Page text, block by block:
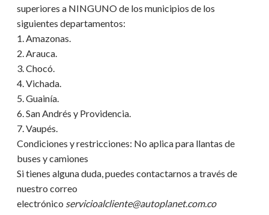
superiores a NINGUNO de los municipios de los
siguientes departamentos:
1. Amazonas.
2. Arauca.
3. Chocó.
4. Vichada.
5. Guainía.
6. San Andrés y Providencia.
7. Vaupés.
Condiciones y restricciones: No aplica para llantas de
buses y camiones
Si tienes alguna duda, puedes contactarnos a través de
nuestro correo
electrónico servicioalcliente@autoplanet.com.co